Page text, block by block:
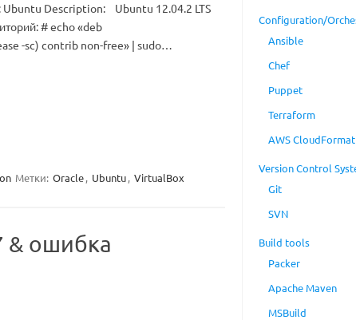
Ubuntu Description: Ubuntu 12.04.2 LTS
# echo «deb
-sc) contrib non-free» | sudo…
Метки: Oracle, Ubuntu, VirtualBox
& ошибка
Configuration/
Ansible
Chef
Puppet
Terraform
AWS
Version Control
Git
SVN
Build tools
Packer
Apache Maven
MSBuild